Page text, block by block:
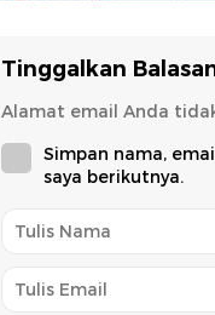
Tinggalkan
Alamat email Anda
Simpan nama,
saya berikutnya.